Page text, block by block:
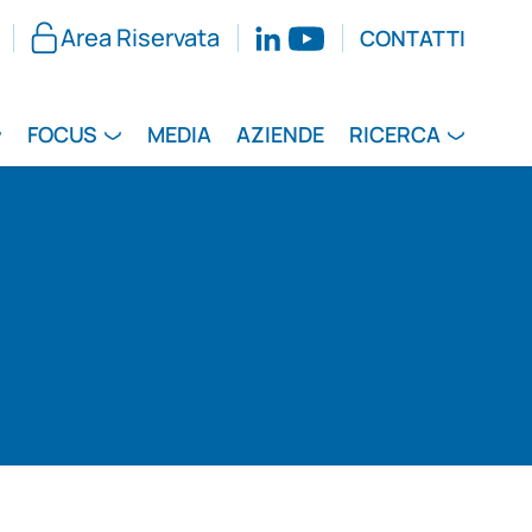
Area Riservata CONTATTI
FOCUS MEDIA AZIENDE RICERCA